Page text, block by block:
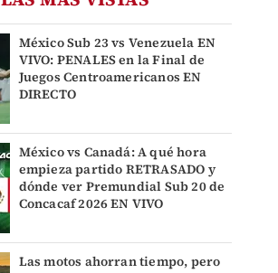
México Sub 23 vs Venezuela EN
VIVO: PENALES en la Final de
Juegos Centroamericanos EN
DIRECTO
México vs Canadá: A qué hora
empieza partido RETRASADO y
dónde ver Premundial Sub 20 de
Concacaf 2026 EN VIVO
Las motos ahorran tiempo, pero